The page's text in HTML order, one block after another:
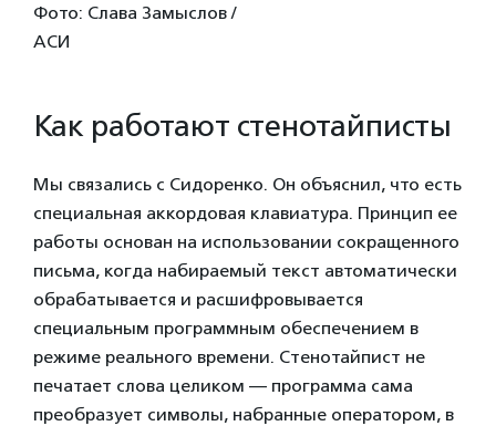
Фото: Слава Замыслов /
АСИ
Как работают стенотайписты
Мы связались с Сидоренко. Он объяснил, что есть
специальная аккордовая клавиатура. Принцип ее
работы основан на использовании сокращенного
письма, когда набираемый текст автоматически
обрабатывается и расшифровывается
специальным программным обеспечением в
режиме реального времени. Стенотайпист не
печатает слова целиком — программа сама
преобразует символы, набранные оператором, в